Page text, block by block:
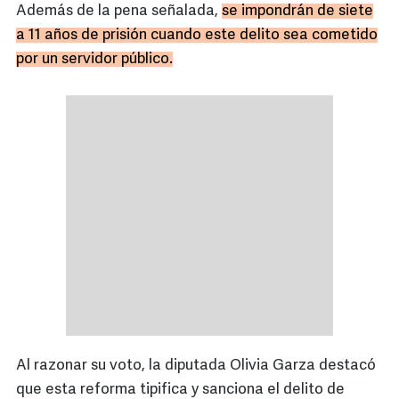
Además de la pena señalada, se impondrán de siete
a 11 años de prisión cuando este delito sea cometido
por un servidor público.
Al razonar su voto, la diputada Olivia Garza destacó
que esta reforma tipifica y sanciona el delito de